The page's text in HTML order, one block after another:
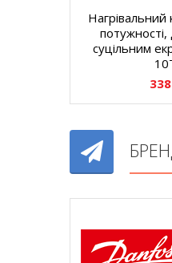
суцільним